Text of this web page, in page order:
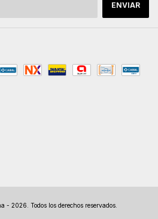
- 2026. Todos los derechos reservados.